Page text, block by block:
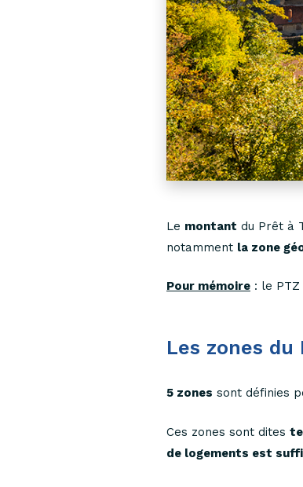
Le montant du Prêt à
notamment la zone
Pour mémoire : le
Les zones du
5 zones sont définies
Ces zones sont dites
de logements est